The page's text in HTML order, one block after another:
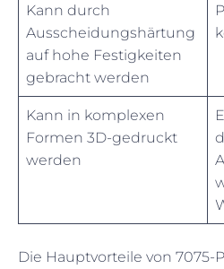
Kann durch
Ausscheidungshärtung
auf hohe Festigkeiten
gebracht werden
Kann in komplexen
Formen 3D-gedruckt
werden
Die Hauptvorteile von 7075-